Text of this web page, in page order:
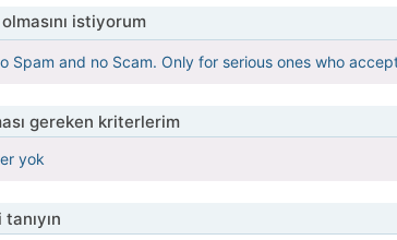
istiyorum
Spam and no Scam. Only for serious ones who
gereken kriterlerim
yok